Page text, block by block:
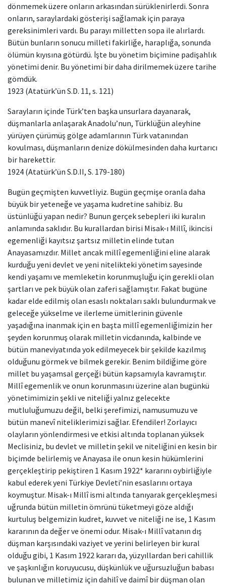
dönmemek üzere onların arkasından sürüklenirlerdi. Sonra
onların, saraylardaki gösterişi sağlamak için paraya
gereksinimleri vardı. Bu parayı milletten sopa ile alırlardı.
Bütün bunların sonucu milleti fakirliğe, haraplığa, sonunda
ölümün kıyısına götürdü. İşte bu yönetim biçimine padişahlık
yönetimi denir. Bu yönetimi bir daha dirilmemek üzere tarihe
gömdük.
1923 (Atatürk’ün S.D. 11, s. 121)
Sarayların içinde Türk’ten başka unsurlara dayanarak,
düşmanlarla anlaşarak Anadolu’nun, Türklüğün aleyhine
yürüyen çürümüş gölge adamlarının Türk vatanından
kovulması, düşmanların denize dökülmesinden daha kurtarıcı
bir harekettir.
1924 (Atatürk’ün S.D.II, S. 179-180)
Bugün geçmişten kuvvetliyiz. Bugün geçmişe oranla daha
büyük bir yeteneğe ve yaşama kudretine sahibiz. Bu
üstünlüğü yapan nedir? Bunun gerçek sebepleri iki kuralın
anlamında saklıdır. Bu kurallardan birisi Misak-ı Millî, ikincisi
egemenliği kayıtsız şartsız milletin elinde tutan
Anayasamızdır. Millet ancak millî egemenliğini eline alarak
kurduğu yeni devlet ve yeni nitelikteki yönetim sayesinde
kendi yaşamı ve memleketin korunmuşluğu için gerekli olan
şartları ve pek büyük olan zaferi sağlamıştır. Fakat bugüne
kadar elde edilmiş olan esaslı noktaları saklı bulundurmak ve
geleceğe yükselme ve ilerleme ümitlerinin güvenle
yaşadığına inanmak için en başta millî egemenliğimizin her
şeyden korunmuş olarak milletin vicdanında, kalbinde ve
bütün maneviyatında yok edilmeyecek bir şekilde kazılmış
olduğunu görmek ve bilmek gerekir. Benim bildiğime göre
millet bu yaşamsal gerçeği bütün kapsamıyla kavramıştır.
Millî egemenlik ve onun korunmasını üzerine alan bugünkü
yönetimimizin şekli ve niteliği yalnız gelecekte
mutluluğumuzu değil, belki şerefimizi, namusumuzu ve
bütün manevî niteliklerimizi sağlar. Efendiler! Zorlayıcı
olayların yönlendirmesi ve etkisi altında toplanan yüksek
Meclisiniz, bu devlet ve milletin şekil ve niteliğini en kesin bir
biçimde belirlemiş ve Anayasa ile onun kesin hükümlerini
gerçekleştirip pekiştiren 1 Kasım 1922* kararını oybirliğiyle
kabul ederek yeni Türkiye Devleti’nin esaslarını ortaya
koymuştur. Misak-ı Millî ismi altında tanıyarak gerçekleşmesi
uğrunda bütün milletin ömrünü tüketmeyi göze aldığı
kurtuluş belgemizin kudret, kuvvet ve niteliği ne ise, 1 Kasım
kararının da değer ve önemi odur. Misak-ı Millî vatanın dış
düşman karşısındaki vaziyet ve yerini belirleyen bir kural
olduğu gibi, 1 Kasım 1922 kararı da, yüzyıllardan beri cahillik
ve şaşkınlığın koruyucusu, düşkünlük ve uğursuzluğun babası
bulunan ve milletimiz için dahilî ve daimî bir düşman olan